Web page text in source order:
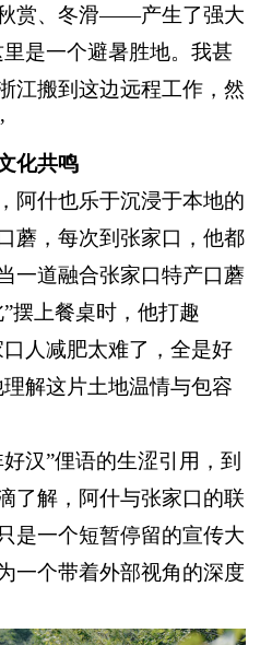
赏、冬滑——产生了强大
是一个避暑胜地。我甚
江搬到这边远程工作，然
化共鸣
阿什也乐于沉浸于本地的
蘑，每次到张家口，他都
一道融合张家口特产口蘑
摆上餐桌时，他打趣
人减肥太难了，全是好
解这片土地温情与包容
汉”俚语的生涩引用，到
了解，阿什与张家口的联
是一个短暂停留的宣传大
一个带着外部视角的深度